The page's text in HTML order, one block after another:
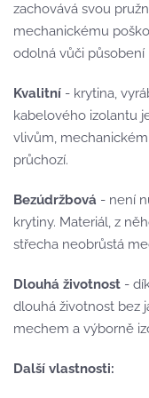
zachovává svou
mechanickému
odolná vůči působení
Kvalitní - krytina,
kabelového izolantu
vlivům,
průchozí.
Bezúdržbová - není
krytiny. Materiál, z
střecha neobrůstá
Dlouhá životnost -
dlouhá životnost bez
mechem a výborně
Další vlastnosti: